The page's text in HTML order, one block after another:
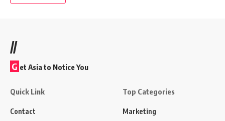
//
G et Asia to Notice You
Quick Link
Contact
Top Categories
Marketing